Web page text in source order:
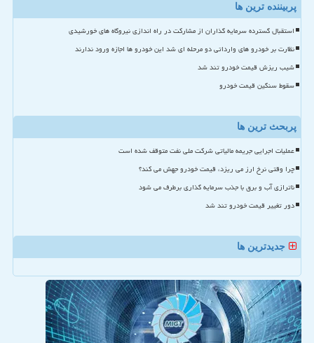
پربیننده ترین ها
استقبال گسترده سرمایه گذاران از مشارکت در راه اندازی نیروگاه های خورشیدی
نظارت بر خودرو های وارداتی دو مرحله ای شد این خودرو ها اجازه ورود ندارند
شیب ریزش قیمت خودرو تند شد
سقوط سنگین قیمت خودرو
پربحث ترین ها
عملیات اجرایی جریمه مالیاتی شرکت ملی نفت متوقف شده است
چرا وقتی نرخ ارز می ریزد، قیمت خودرو جهش می کند؟
ناترازی آب و برق با جذب سرمایه گذاری برطرف می شود
دور تغییر قیمت خودرو تند شد
جدیدترین ها